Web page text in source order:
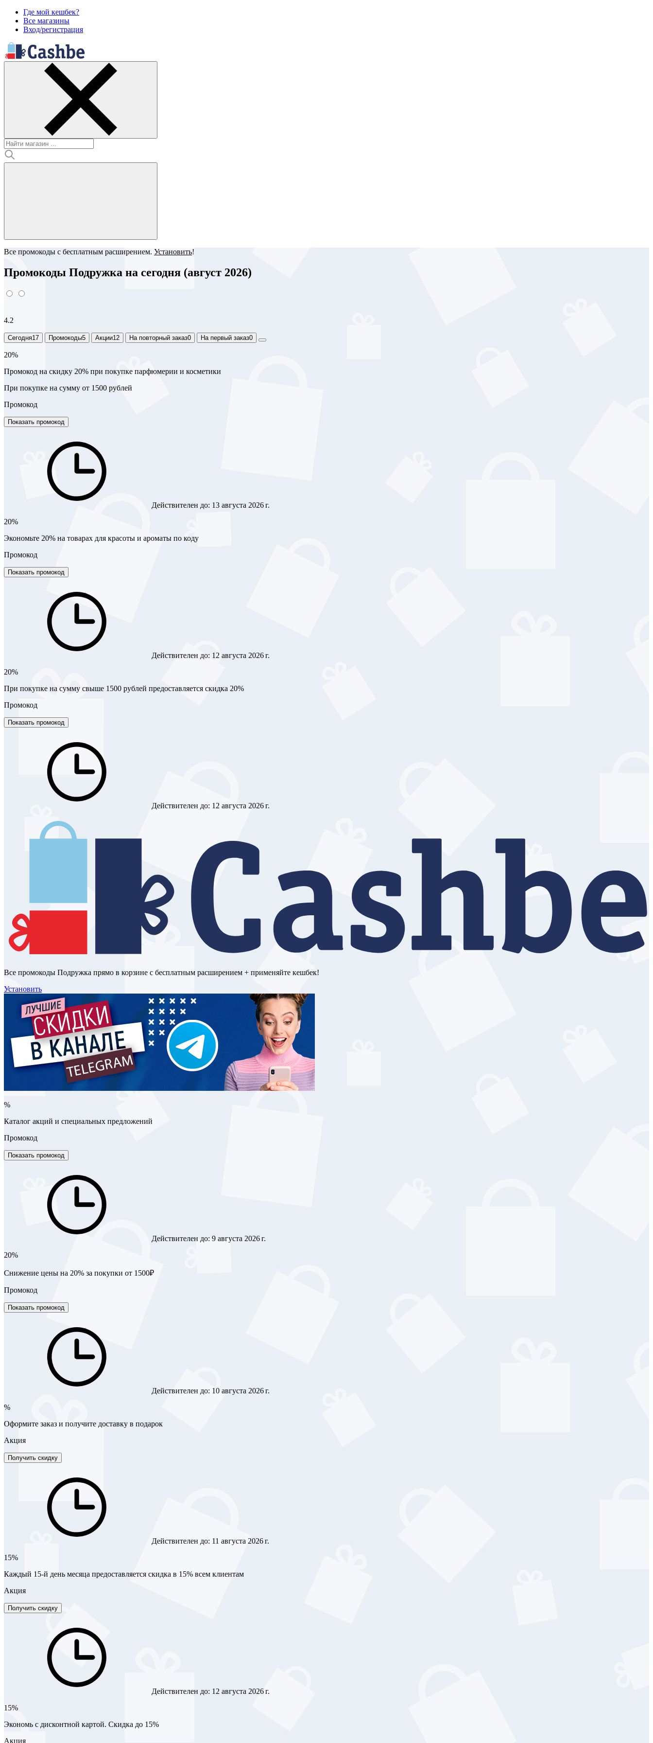
Где мой кешбек?
Все магазины
Вход/регистрация
Все промокоды с бесплатным расширением. Установить!
Промокоды Подружка на сегодня (август 2026)
4.2
Сегодня17 Промокоды5 Акции12 На повторный заказ0 На первый заказ0
20%
Промокод на скидку 20% при покупке парфюмерии и косметики
При покупке на сумму от 1500 рублей
Промокод
Показать промокод
Действителен до: 13 августа 2026 г.
20%
Экономьте 20% на товарах для красоты и ароматы по коду
Промокод
Показать промокод
Действителен до: 12 августа 2026 г.
20%
При покупке на сумму свыше 1500 рублей предоставляется скидка 20%
Промокод
Показать промокод
Действителен до: 12 августа 2026 г.
Все промокоды Подружка прямо в корзине с бесплатным расширением + применяйте кешбек!
Установить
%
Каталог акций и специальных предложений
Промокод
Показать промокод
Действителен до: 9 августа 2026 г.
20%
Снижение цены на 20% за покупки от 1500₽
Промокод
Показать промокод
Действителен до: 10 августа 2026 г.
%
Оформите заказ и получите доставку в подарок
Акция
Получить скидку
Действителен до: 11 августа 2026 г.
15%
Каждый 15-й день месяца предоставляется скидка в 15% всем клиентам
Акция
Получить скидку
Действителен до: 12 августа 2026 г.
15%
Экономь с дисконтной картой. Скидка до 15%
Акция